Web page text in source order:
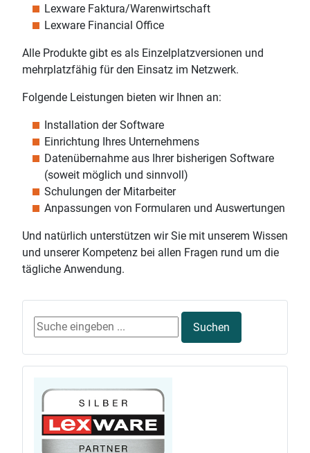
Lexware Faktura/Warenwirtschaft
Lexware Financial Office
Alle Produkte gibt es als Einzelplatzversionen und
mehrplatzfähig für den Einsatz im Netzwerk.
Folgende Leistungen bieten wir Ihnen an:
Installation der Software
Einrichtung Ihres Unternehmens
Datenübernahme aus Ihrer bisherigen Software
(soweit möglich und sinnvoll)
Schulungen der Mitarbeiter
Anpassungen von Formularen und Auswertungen
Und natürlich unterstützen wir Sie mit unserem Wissen
und unserer Kompetenz bei allen Fragen rund um die
tägliche Anwendung.
Suchen ...
Suchen